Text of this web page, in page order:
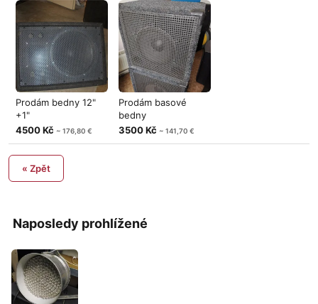
Naposledy prohlížené
Prodám bedny 12"
+1"
4500 Kč ~ 176,80 €
Prodám basové
bedny
3500 Kč ~ 141,70 €
« Zpět